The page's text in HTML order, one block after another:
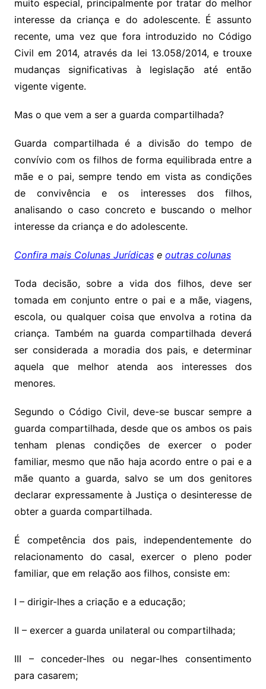
muito especial, principalmente por tratar do melhor
interesse da criança e do adolescente. É assunto
recente, uma vez que fora introduzido no Código
Civil em 2014, através da lei 13.058/2014, e trouxe
mudanças significativas à legislação até então
vigente vigente.
Mas o que vem a ser a guarda compartilhada?
Guarda compartilhada é a divisão do tempo de
convívio com os filhos de forma equilibrada entre a
mãe e o pai, sempre tendo em vista as condições
de convivência e os interesses dos filhos,
analisando o caso concreto e buscando o melhor
interesse da criança e do adolescente.
Confira mais Colunas Jurídicase outras colunas
Toda decisão, sobre a vida dos filhos, deve ser
tomada em conjunto entre o pai e a mãe, viagens,
escola, ou qualquer coisa que envolva a rotina da
criança. Também na guarda compartilhada deverá
ser considerada a moradia dos pais, e determinar
aquela que melhor atenda aos interesses dos
menores.
Segundo o Código Civil, deve-se buscar sempre a
guarda compartilhada, desde que os ambos os pais
tenham plenas condições de exercer o poder
familiar, mesmo que não haja acordo entre o pai e a
mãe quanto a guarda, salvo se um dos genitores
declarar expressamente à Justiça o desinteresse de
obter a guarda compartilhada.
É competência dos pais, independentemente do
relacionamento do casal, exercer o pleno poder
familiar, que em relação aos filhos, consiste em:
I – dirigir-lhes a criação e a educação;
II – exercer a guarda unilateral ou compartilhada;
III – conceder-lhes ou negar-lhes consentimento
para casarem;